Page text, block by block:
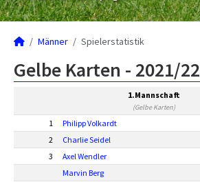
Männer Spielerstatistik
Gelbe Karten - 2021/22
1.Mannschaft
(Gelbe Karten)
1 Philipp Volkardt
2
Charlie Seidel
3
Axel Wendler
Marvin Berg